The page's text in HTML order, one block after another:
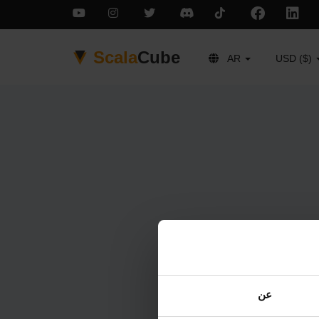
عن
ScalaCube AR USD ($)